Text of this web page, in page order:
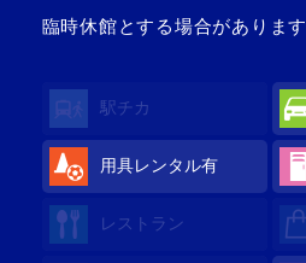
臨時休館とする場合があります
駅チカ
用具レンタル有
レストラン